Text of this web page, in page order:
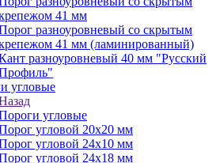
41 мм
разноуровневый со скрытым
41 мм (ламинированный)
разноуровневый 40 мм "Русский
угловые
угловые
угловой 20х20 мм
угловой 24х10 мм
угловой 24х18 мм